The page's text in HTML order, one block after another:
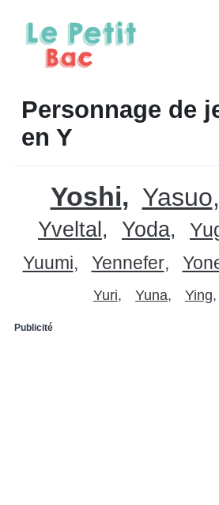
Personnage de
en Y
Yoshi Yasuo
Yveltal Yoda
Yuumi
Yennefer
Yuri Yuna Ying
Publicité